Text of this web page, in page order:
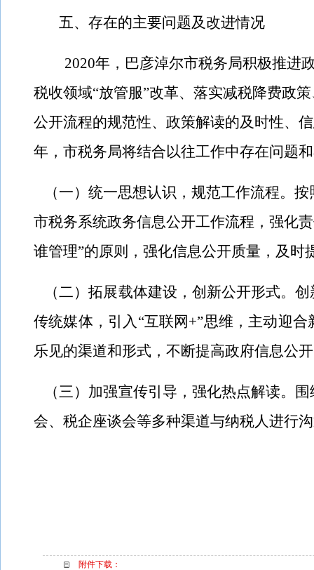
五、存在的主要问题及改进情况
2020年，巴彦淖尔市税务局积极推进
税收领域“放管服”改革、落实减税降费政
公开流程的规范性、政策解读的及时性、
年，市税务局将结合以往工作中存在问题
（一）统一思想认识，规范工作流程。
市税务系统政务信息公开工作流程，强化
谁管理”的原则，强化信息公开质量，及
（二）拓展载体建设，创新公开形式。
传统媒体，引入“互联网+”思维，主动迎
乐见的渠道和形式，不断提高政府信息公
（三）加强宣传引导，强化热点解读。
会、税企座谈会等多种渠道与纳税人进行
附件下载：